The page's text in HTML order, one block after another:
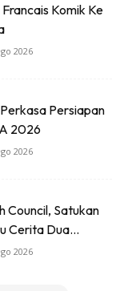
Dr Mohd Na’im
Komik Ke
2026
Persiapan
2026
2026
Council, Satukan
Cerita Dua...
2026